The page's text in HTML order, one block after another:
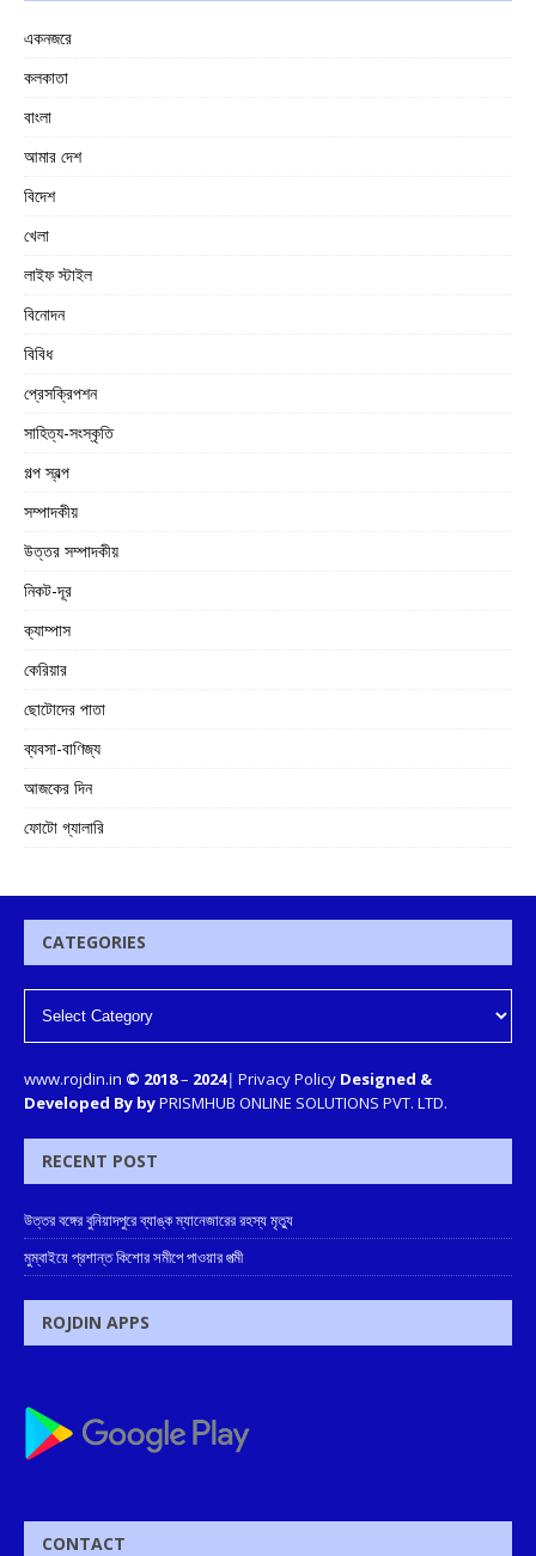
একনজরে
কলকাতা
বাংলা
আমার দেশ
বিদেশ
খেলা
লাইফ স্টাইল
বিনোদন
বিবিধ
প্রেসক্রিপশন
সাহিত্য-সংস্কৃতি
গল্প স্বল্প
সম্পাদকীয়
উত্তর সম্পাদকীয়
নিকট-দূর
ক্যাম্পাস
কেরিয়ার
ছোটোদের পাতা
ব্যবসা-বাণিজ্য
আজকের দিন
ফোটো গ্যালারি
CATEGORIES
www.rojdin.in © 2018– 2024| Privacy Policy Designed &
Developed By byPRISMHUB ONLINE SOLUTIONS PVT. LTD.
RECENT POST
উত্তর বঙ্গের বুনিয়াদপুরে ব্যাঙ্ক ম্যানেজারের রহস্য মৃত্যু
মুম্বাইয়ে প্রশান্ত কিশোর সমীপে পাওয়ার পত্মী
ROJDIN APPS
CONTACT